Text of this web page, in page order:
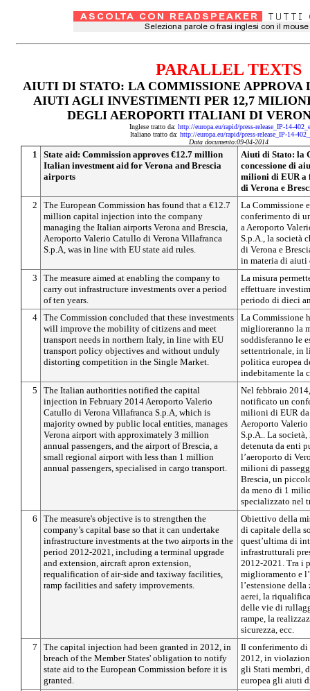
PARALLEL TEXTS
AIUTI DI STATO: LA COMMISSIONE APPROVA
AIUTI AGLI INVESTIMENTI PER 12,7
DEGLI AEROPORTI ITALIANI DI
Inglese tratto da: http://europa.eu/rapid/press-release_IP-14-
Italiano tratto da: http://europa.eu/rapid/press-release_IP-14-
Data documento:09-04-2014
1
State aid: Commission approves €12.7 million
Italian investment aid for Verona and Brescia
airports
Aiuti di Stato: la
concessione di
milioni di EUR a
di Verona e
2
The European Commission has found that a €12.7
million capital injection into the company
managing the Italian airports Verona and Brescia,
Aeroporto Valerio Catullo di Verona Villafranca
S.p.A, was in line with EU state aid rules.
La Commissione
conferimento di
a Aeroporto
S.p.A., la società
di Verona e
in materia di aiuti
3
The measure aimed at enabling the company to
carry out infrastructure investments over a period
of ten years.
La misura
effettuare
periodo di dieci
4 The Commission concluded that these investments
will improve the mobility of citizens and meet
transport needs in northern Italy, in line with EU
transport policy objectives and without unduly
distorting competition in the Single Market.
La Commissione
miglioreranno la
soddisferanno le
settentrionale, in
politica europea
indebitamente la
5
The Italian authorities notified the capital
injection in February 2014 Aeroporto Valerio
Catullo di Verona Villafranca S.p.A, which is
majority owned by public local entities, manages
Verona airport with approximately 3 million
annual passengers, and the airport of Brescia, a
small regional airport with less than 1 million
annual passengers, specialised in cargo transport.
Nel febbraio
notificato un
milioni di EUR
Aeroporto
S.p.A.. La
detenuta da enti
l’aeroporto di
milioni di
Brescia, un
da meno di 1
specializzato nel
6
The measure's objective is to strengthen the
company’s capital base so that it can undertake
infrastructure investments at the two airports in the
period 2012-2021, including a terminal upgrade
and extension, aircraft apron extension,
requalification of air-side and taxiway facilities,
ramp facilities and safety improvements.
Obiettivo della
di capitale della
quest’ultima di
infrastrutturali
2012-2021. Tra i
miglioramento e
l’estensione
aerei, la
delle vie di
rampe, la
sicurezza, ecc.
7
The capital injection had been granted in 2012, in
breach of the Member States' obligation to notify
state aid to the European Commission before it is
granted.
Il conferimento di
2012, in
gli Stati membri,
europea gli aiuti